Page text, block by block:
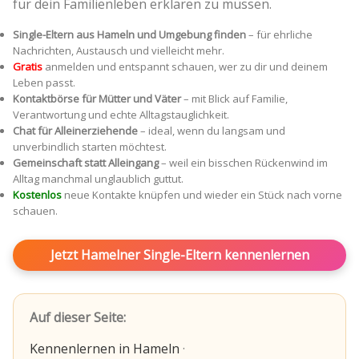
für dein Familienleben erklären zu müssen.
Single-Eltern aus Hameln und Umgebung finden– für ehrliche
Nachrichten, Austausch und vielleicht mehr.
Gratis anmelden und entspannt schauen, wer zu dir und deinem
Leben passt.
Kontaktbörse für Mütter und Väter– mit Blick auf Familie,
Verantwortung und echte Alltagstauglichkeit.
Chat für Alleinerziehende– ideal, wenn du langsam und
unverbindlich starten möchtest.
Gemeinschaft statt Alleingang– weil ein bisschen Rückenwind im
Alltag manchmal unglaublich guttut.
Kostenlos neue Kontakte knüpfen und wieder ein Stück nach vorne
schauen.
Jetzt Hamelner Single-Eltern kennenlernen
Auf dieser Seite:
Kennenlernen in Hameln ·